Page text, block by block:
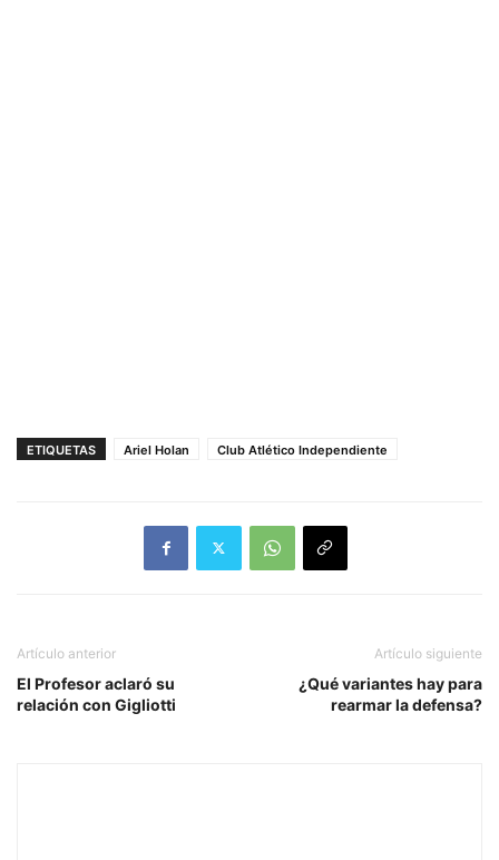
ETIQUETAS Ariel Holan Club Atlético Independiente
Artículo anterior
El Profesor aclaró su
relación con Gigliotti
Artículo siguiente
¿Qué variantes hay para
rearmar la defensa?